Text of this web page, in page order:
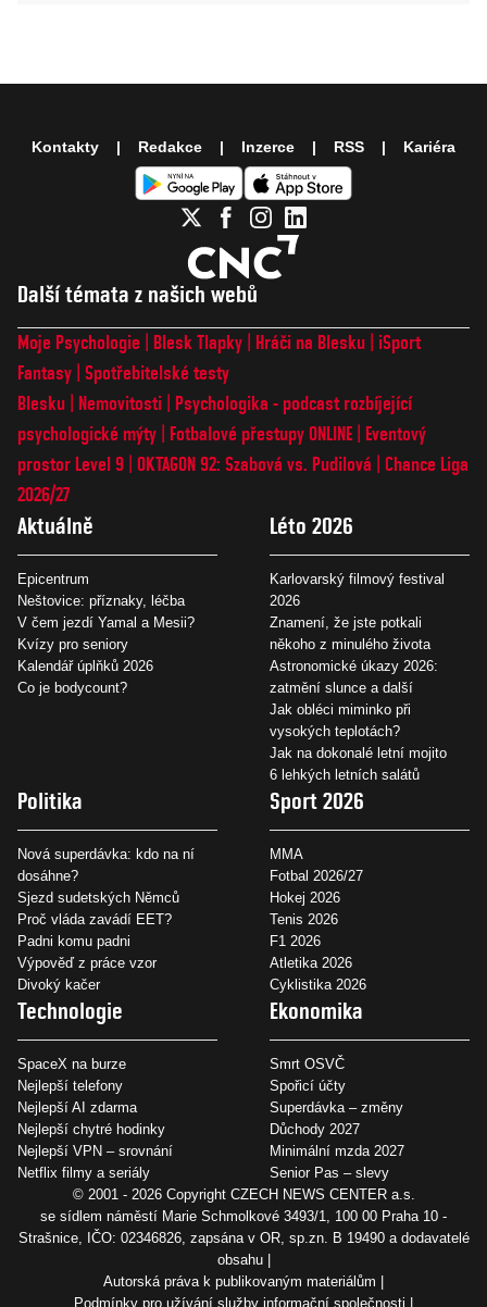
Další témata z našich webů
Moje Psychologie Blesk Tlapky Hráči na Blesku
iSport
Fantasy Spotřebitelské testy
Blesku
Nemovitosti
Psychologika - podcast rozbíjející
psychologické mýty
Fotbalové přestupy ONLINE
Eventový
prostor Level 9 OKTAGON 92: Szabová vs. Pudilová
Chance Liga
2026/27
Aktuálně
Epicentrum
Neštovice: příznaky, léčba
V čem jezdí Yamal a Mesii?
Kvízy pro seniory
Kalendář úplňků 2026
Co je bodycount?
Léto 2026
Karlovarský filmový festival
2026
Znamení, že jste potkali
někoho z minulého života
Astronomické úkazy 2026:
zatmění slunce a další
Jak obléci miminko při
vysokých teplotách?
Jak na dokonalé letní mojito
6 lehkých letních salátů
Politika
Nová superdávka: kdo na ní
dosáhne?
Sjezd sudetských Němců
Proč vláda zavádí EET?
Padni komu padni
Výpověď z práce vzor
Divoký kačer
Sport 2026
MMA
Fotbal 2026/27
Hokej 2026
Tenis 2026
F1 2026
Atletika 2026
Cyklistika 2026
Technologie
SpaceX na burze
Nejlepší telefony
Nejlepší AI zdarma
Nejlepší chytré hodinky
Nejlepší VPN – srovnání
Netflix filmy a seriály
Ekonomika
Smrt OSVČ
Spořicí účty
Superdávka – změny
Důchody 2027
Minimální mzda 2027
Senior Pas – slevy
Kontakty Redakce Inzerce RSS Kariéra
© 2001 - 2026 Copyright CZECH NEWS CENTER a.s.
se sídlem náměstí Marie Schmolkové 3493/1, 100 00 Praha 10 -
Strašnice, IČO: 02346826, zapsána v OR, sp.zn. B 19490 a dodavatelé
obsahu
Autorská práva k publikovaným materiálům
Podmínky pro užívání služby informační společnosti